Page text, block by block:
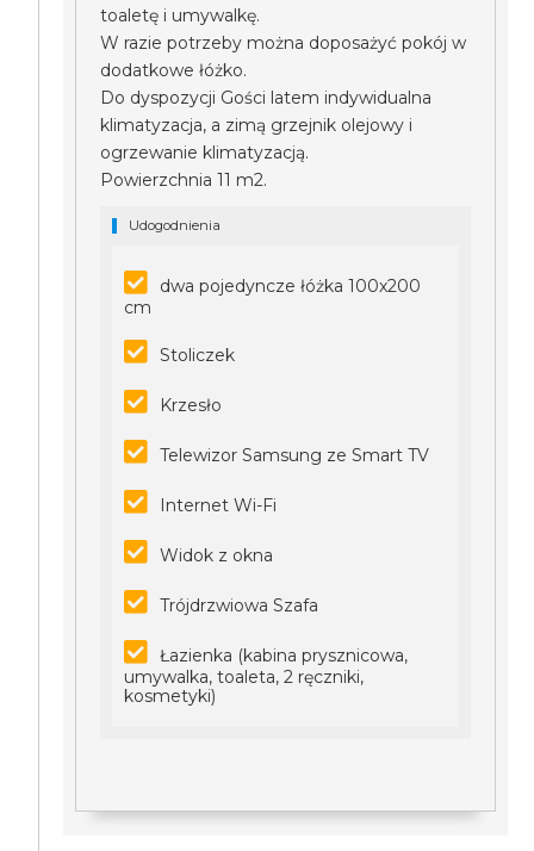
toaletę i umywalkę.
W razie potrzeby można doposażyć pokój w
dodatkowe łóżko.
Do dyspozycji Gości latem indywidualna
klimatyzacja, a zimą grzejnik olejowy i
ogrzewanie klimatyzacją.
Powierzchnia 11 m2.
Udogodnienia
dwa pojedyncze łóżka 100x200
cm
Stoliczek
Krzesło
Telewizor Samsung ze Smart TV
Internet Wi-Fi
Widok z okna
Trójdrzwiowa Szafa
Łazienka (kabina prysznicowa,
umywalka, toaleta, 2 ręczniki,
kosmetyki)